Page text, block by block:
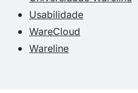
Usabilidade
WareCloud
Wareline